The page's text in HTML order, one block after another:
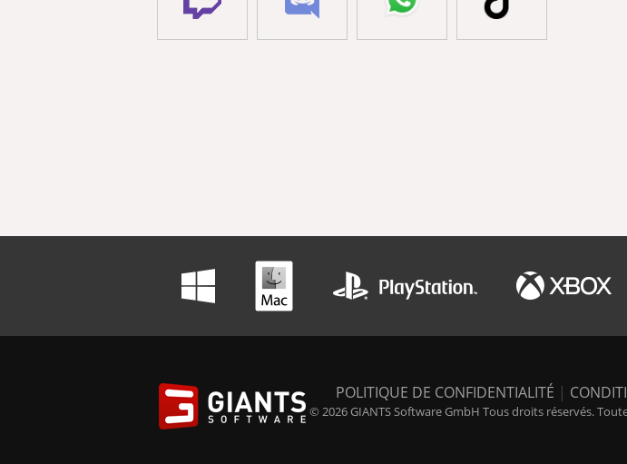
POLITIQUE DE CONFIDENTIALITÉ |
© 2026 GIANTS Software GmbH Tous droits réservés.